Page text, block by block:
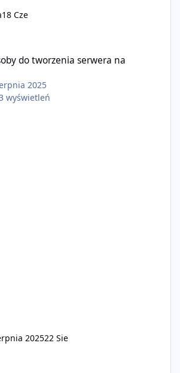
18 Cze
do tworzenia serwera na
2025
wyświetleń
202522 Sie